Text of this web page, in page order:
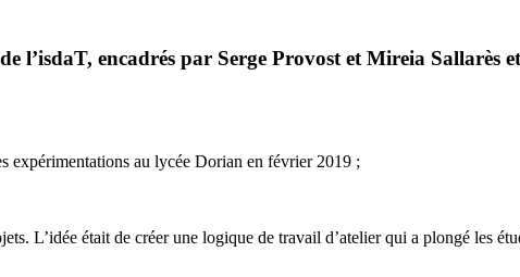
l’isdaT, encadrés par Serge Provost et Mireia Sallarès
expérimentations au lycée Dorian en février 2019 ;
L’idée était de créer une logique de travail d’atelier qui a plongé les